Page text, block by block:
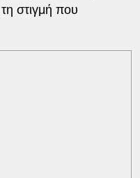
στιγμή που